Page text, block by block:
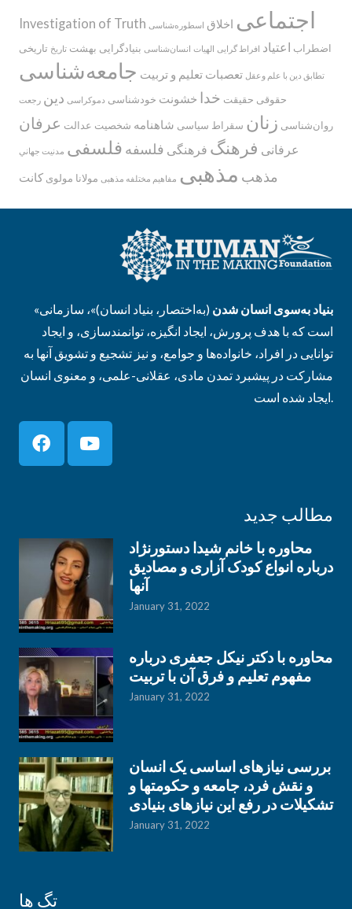
Investigation of Truth اجتماعی اخلاق اسطوره‌‌شناسی
اضطراب اعتیاد افراط گرایی الهیات انسان‌شناسی بنیادگرایی بهشت تاریخ تاریخی
تطابق دین با علم وعقل تعصبات تعلیم و تربیت جامعه‌شناسی
حقوقی حقیقت خدا خشونت خودشناسی دموکراسی دین رجعت
روان‌شناسی زنان سقراط سیاسی شاهنامه شخصیت عدالت عرفان
عرفانی فرهنگ فرهنگی فلسفه فلسفی مدنيت جهاني
مذهب مذهبی مفاهیم مختلفه مذهبی مولانا مولوی کانت
« بنیاد به‌سوی انسان شدن (به‌اختصار، بنیاد انسان)»، سازمانی
است که با هدف پرورش، ایجاد انگیزه، توانمندسازی، و ایجاد
توانایی در افراد، خانواده‌ها و جوامع، و نیز تشجیع و تشویق آنها به
مشارکت در پیشبرد تمدن مادی، عقلانی-علمی، و معنوی انسان
مطالب جدید
محاوره با خانم شیدا دستورنژاد
درباره انواع کودک آزاری و مصادیق
آنها
January 31, 2022
محاوره با دکتر نیکل جعفری درباره
مفهوم تعلیم و فرق آن با تربیت
January 31, 2022
بررسی نیازهای اساسی یک انسان
و نقش فرد، جامعه و حکومتها و
تشکیلات در رفع این نیازهای بنیادی
January 31, 2022
تگ ها